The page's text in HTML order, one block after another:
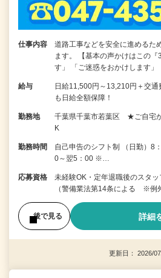
仕事内容
道路工事などを安全に進めるた
ます。 【基本の声かけはこの
す」 「ご迷惑をおかけします」
給与
日給11,500円～13,210円＋交
も日給全額保障！
勤務地
千葉県千葉市若葉区 ★ご自宅
K
勤務時間
自己申告のシフト制 （日勤）8
0～翌5：00 ※…
応募資格
未経験OK・定年退職後のスタ
（警備業法第14条による ※例
後で見る 詳細
更新日： 2026/